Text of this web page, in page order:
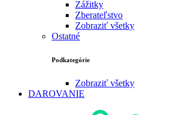
Zážitky
Zberateľstvo
Zobraziť všetky
Ostatné
Podkategórie
Zobraziť všetky
DAROVANIE